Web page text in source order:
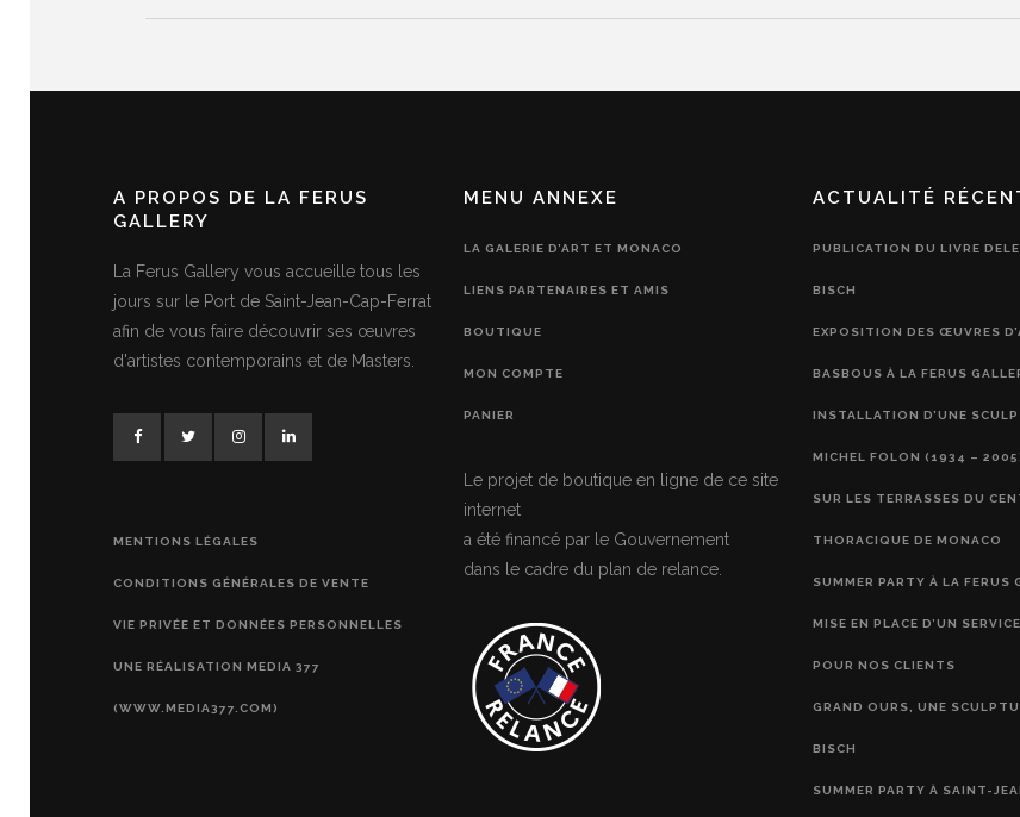
A PROPOS DE LA FERUS
GALLERY
La Ferus Gallery vous accueille tous les
jours sur le Port de Saint-Jean-Cap-Ferrat
afin de vous faire découvrir ses œuvres
d'artistes contemporains et de Masters.
MENTIONS LÉGALES
CONDITIONS GÉNÉRALES DE VENTE
VIE PRIVÉE ET DONNÉES PERSONNELLES
UNE RÉALISATION MEDIA 377
(WWW.MEDIA377.COM)
MENU ANNEXE
LA GALERIE D’ART ET MONACO
LIENS PARTENAIRES ET AMIS
BOUTIQUE
MON COMPTE
PANIER
Le projet de boutique en ligne de ce site
internet
a été financé par le Gouvernement
dans le cadre du plan de relance.
ACTUALITÉ
PUBLICATION DU LIVRE
BISCH
EXPOSITION DES ŒUVRES
BASBOUS À LA FERUS
INSTALLATION D’UNE
MICHEL FOLON (1934 –
SUR LES TERRASSES DU
THORACIQUE DE MONACO
SUMMER PARTY À LA FERUS
MISE EN PLACE D’UN
POUR NOS CLIENTS
GRAND OURS, UNE
BISCH
SUMMER PARTY À SAINT-